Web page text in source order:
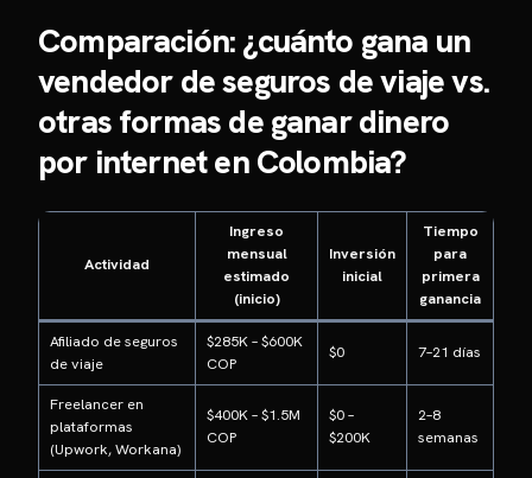
Comparación: ¿cuánto gana un
vendedor de seguros de viaje vs.
otras formas de ganar dinero
por internet en Colombia?
Actividad
Ingreso
mensual
estimado
(inicio)
Inversión
inicial
Tiempo
para
primera
ganancia
Afiliado de seguros
de viaje
$285K – $600K
COP
$0 7–21 días
Freelancer en
plataformas
(Upwork, Workana)
$400K – $1.5M
COP
$0 –
$200K
2–8
semanas